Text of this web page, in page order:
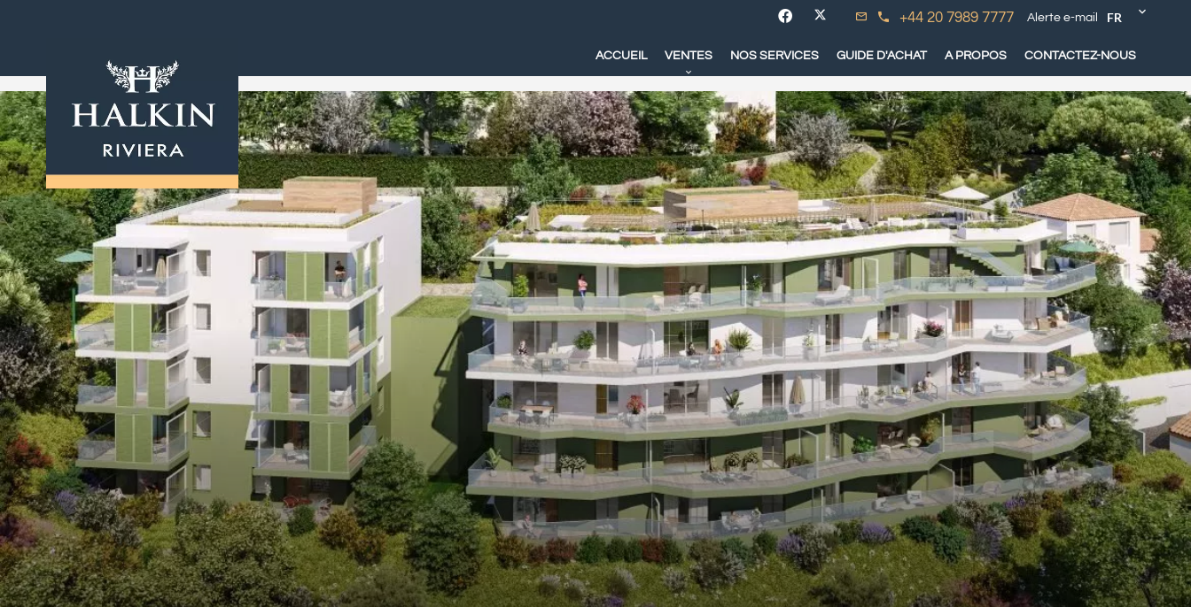
+44 20 7989 7777 Alerte e-mail FR
ACCUEIL VENTES NOS SERVICES GUIDE D'ACHAT A PROPOS CONTACTEZ-NOUS